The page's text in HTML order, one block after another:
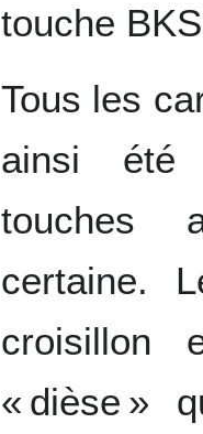
touche
Tous les
ainsi été
touches
certaine.
« dièse »